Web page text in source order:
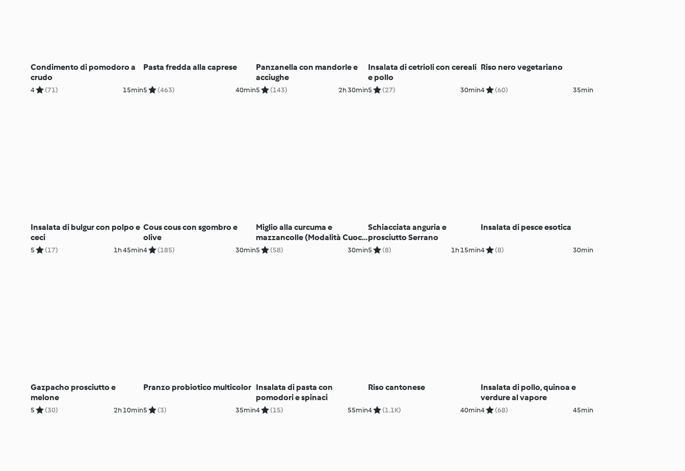
Condimento di pomodoro a
crudo
4 (71) 15min
Pasta fredda alla caprese
5 (463) 40min
Panzanella con mandorle e
acciughe
5 (143) 2h 30min
Insalata di cetrioli con cereali
e pollo
5 (27) 30min
Riso nero vegetariano
4 (60) 35min
Insalata di bulgur con polpo e
ceci
5 (17) 1h 45min
Cous cous con sgombro e
olive
4 (185) 30min
Miglio alla curcuma e
mazzancolle (Modalità Cuoci
riso)
5 (58) 30min
Schiacciata anguria e
prosciutto Serrano
5 (8) 1h 15min
Insalata di pesce esotica
4 (8) 30min
Gazpacho prosciutto e
melone
5 (30) 2h 10min
Pranzo probiotico multicolor
5 (3) 35min
Insalata di pasta con
pomodori e spinaci
4 (15) 55min
Riso cantonese
4 (1.1K) 40min
Insalata di pollo, quinoa e
verdure al vapore
4 (68) 45min